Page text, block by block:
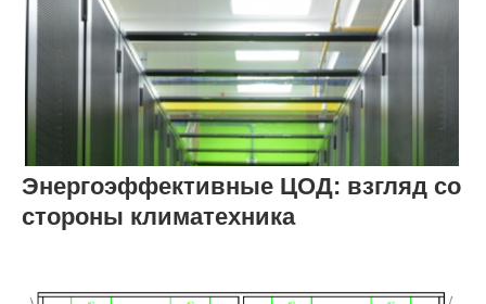
Энергоэффективные ЦОД: взгляд со
стороны климатехника